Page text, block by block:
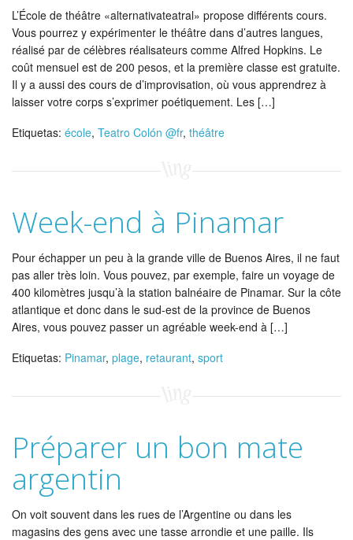
L’École de théâtre «alternativateatral» propose différents cours.
Vous pourrez y expérimenter le théâtre dans d’autres langues,
réalisé par de célèbres réalisateurs comme Alfred Hopkins. Le
coût mensuel est de 200 pesos, et la première classe est gratuite.
Il y a aussi des cours de d’improvisation, où vous apprendrez à
laisser votre corps s’exprimer poétiquement. Les […]
Etiquetas: école, Teatro Colón @fr, théâtre
Week-end à Pinamar
Pour échapper un peu à la grande ville de Buenos Aires, il ne faut
pas aller très loin. Vous pouvez, par exemple, faire un voyage de
400 kilomètres jusqu’à la station balnéaire de Pinamar. Sur la côte
atlantique et donc dans le sud-est de la province de Buenos
Aires, vous pouvez passer un agréable week-end à […]
Etiquetas: Pinamar, plage, retaurant, sport
Préparer un bon mate
argentin
On voit souvent dans les rues de l’Argentine ou dans les
magasins des gens avec une tasse arrondie et une paille. Ils